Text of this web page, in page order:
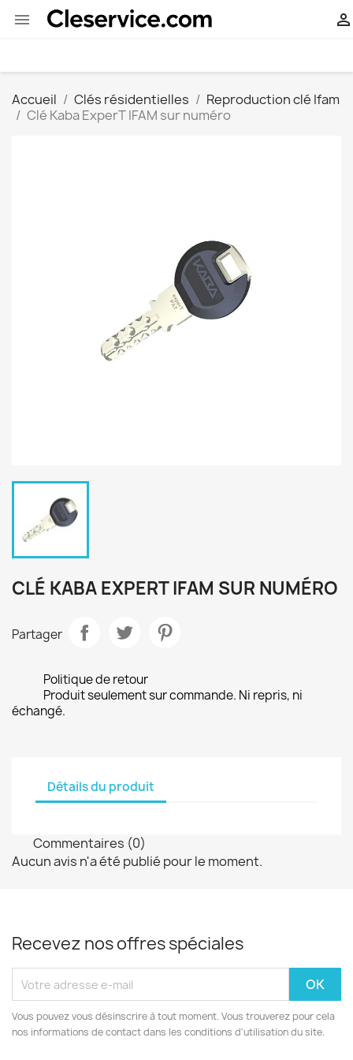
 
Accueil Clés résidentielles
Reproduction clé Ifam
Clé Kaba ExperT IFAM sur numéro
CLÉ KABA EXPERT IFAM SUR NUMÉRO
Partager
Politique de retour
Produit seulement sur commande. Ni repris, ni
échangé.
Détails du produit
Commentaires (0)
Aucun avis n'a été publié pour le moment.
Recevez nos offres spéciales
Vous pouvez vous désinscrire à tout moment. Vous trouverez pour cela
nos informations de contact dans les conditions d'utilisation du site.